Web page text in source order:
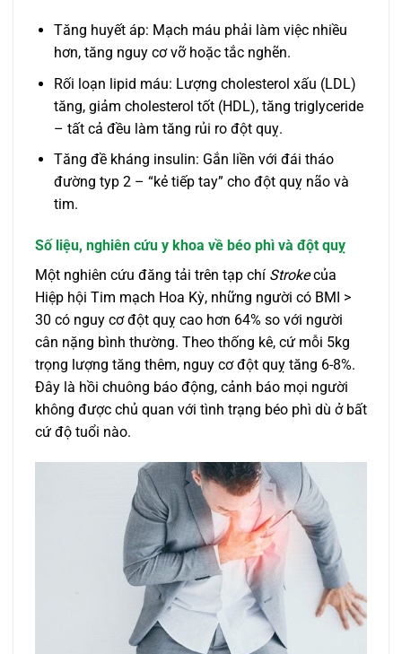
Tăng huyết áp: Mạch máu phải làm việc nhiều
hơn, tăng nguy cơ vỡ hoặc tắc nghẽn.
Rối loạn lipid máu: Lượng cholesterol xấu (LDL)
tăng, giảm cholesterol tốt (HDL), tăng triglyceride
– tất cả đều làm tăng rủi ro đột quỵ.
Tăng đề kháng insulin: Gắn liền với đái tháo
đường typ 2 – “kẻ tiếp tay” cho đột quỵ não và
tim.
Số liệu, nghiên cứu y khoa về béo phì và đột quỵ
Một nghiên cứu đăng tải trên tạp chí Strokecủa
Hiệp hội Tim mạch Hoa Kỳ, những người có BMI >
30 có nguy cơ đột quỵ cao hơn 64% so với người
cân nặng bình thường. Theo thống kê, cứ mỗi 5kg
trọng lượng tăng thêm, nguy cơ đột quỵ tăng 6-8%.
Đây là hồi chuông báo động, cảnh báo mọi người
không được chủ quan với tình trạng béo phì dù ở bất
cứ độ tuổi nào.